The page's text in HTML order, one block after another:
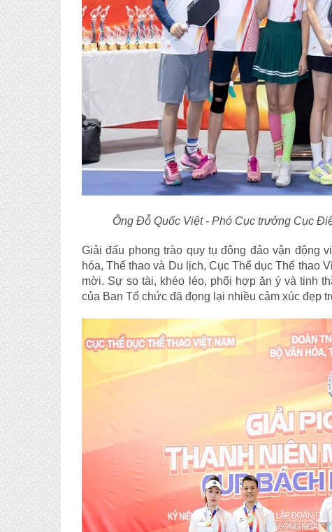
Ông Đỗ Quốc Việt - Phó Cục trưởng Cục
Giải đấu phong trào quy tụ đông đảo vận động
hóa, Thể thao và Du lịch, Cục Thể dục Thể thao
mời. Sự so tài, khéo léo, phối hợp ăn ý và tinh
của Ban Tổ chức đã đọng lại nhiều cảm xúc đẹp